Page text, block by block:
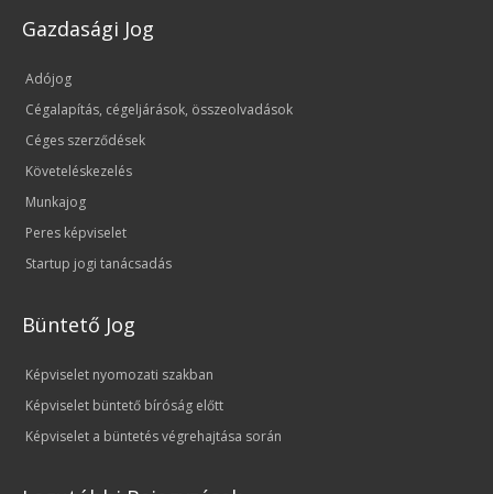
Gazdasági Jog
Adójog
Cégalapítás, cégeljárások, összeolvadások
Céges szerződések
Követeléskezelés
Munkajog
Peres képviselet
Startup jogi tanácsadás
Büntető Jog
Képviselet nyomozati szakban
Képviselet büntető bíróság előtt
Képviselet a büntetés végrehajtása során